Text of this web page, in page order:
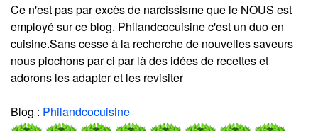
Ce n'est pas par excès de narcissisme que le NOUS est
employé sur ce blog. Philandcocuisine c'est un duo en
cuisine.Sans cesse à la recherche de nouvelles saveurs
nous piochons par ci par là des idées de recettes et
adorons les adapter et les revisiter
Blog : Philandcocuisine